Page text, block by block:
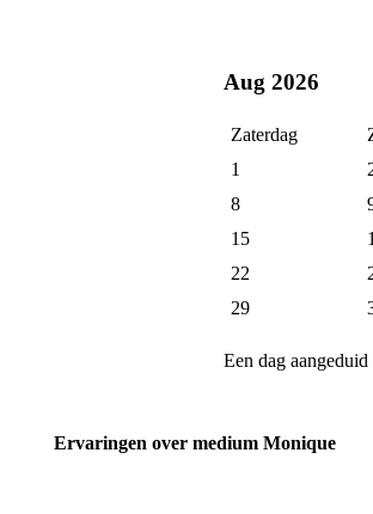
Aug 2026
Zaterdag
1
8
15
22
29
Een dag aangeduid
Ervaringen over medium Monique